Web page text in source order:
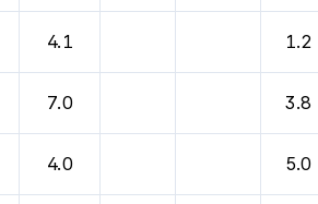
4.1 1.2
7.0 3.8
4.0 5.0